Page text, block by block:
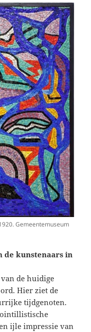
Gemeentemuseum
de kunstenaars in
de huidige
Hier ziet de
tijdgenoten.
ijle impressie van